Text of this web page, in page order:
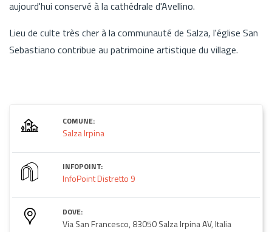
aujourd'hui conservé à la cathédrale d'Avellino.
Lieu de culte très cher à la communauté de Salza, l'église San
Sebastiano contribue au patrimoine artistique du village.
COMUNE:
Salza Irpina
INFOPOINT:
InfoPoint Distretto 9
DOVE:
Via San Francesco, 83050 Salza Irpina AV, Italia